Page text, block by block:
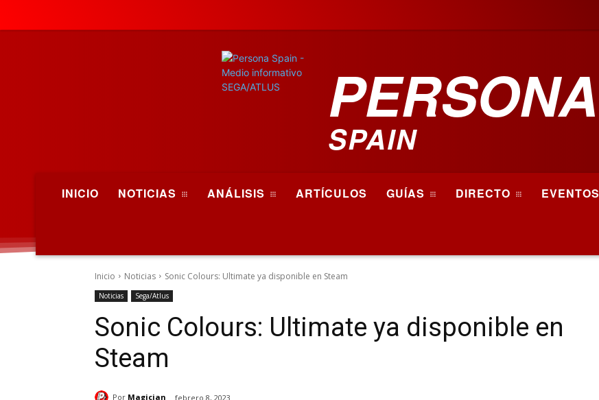
PERSONA
SPAIN
INICIO NOTICIAS ANÁLISIS ARTÍCULOS GUÍAS DIRECTO EVENTOS
Inicio Noticias Sonic Colours: Ultimate ya disponible en Steam
Noticias Sega/Atlus
Sonic Colours: Ultimate ya disponible en
Steam
Por Magician febrero 8, 2023